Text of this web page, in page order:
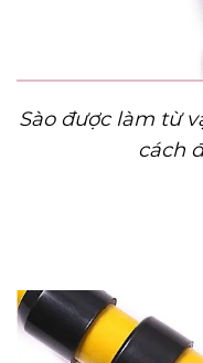
Sào được làm từ
cách